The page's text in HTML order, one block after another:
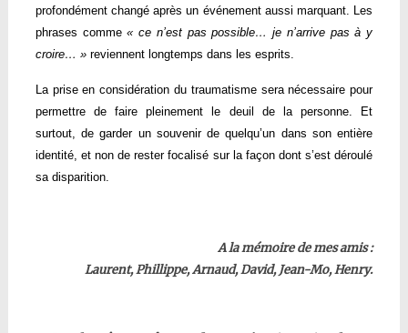
profondément changé après un événement aussi marquant. Les
phrases comme« ce n’est pas possible… je n’arrive pas à y
croire… »reviennent longtemps dans les esprits.
La prise en considération du traumatisme sera nécessaire pour
permettre de faire pleinement le deuil de la personne. Et
surtout, de garder un souvenir de quelqu’un dans son entière
identité, et non de rester focalisé sur la façon dont s’est déroulé
sa disparition.
A la mémoire de mes amis :
Laurent, Phillippe, Arnaud, David, Jean-Mo, Henry.